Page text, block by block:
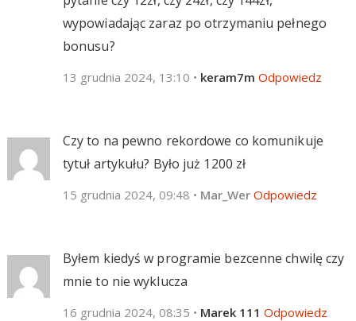
wypowiadając zaraz po otrzymaniu pełnego
bonusu?
13 grudnia 2024, 13:10 • keram7m Odpowiedz
Czy to na pewno rekordowe co komunikuje
tytuł artykułu? Było już 1200 zł
15 grudnia 2024, 09:48 • Mar_Wer Odpowiedz
Byłem kiedyś w programie bezcenne chwilę czy
mnie to nie wyklucza
16 grudnia 2024, 08:35 • Marek 111 Odpowiedz